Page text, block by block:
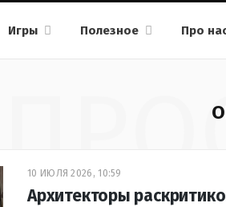
Игры Полезное Про
10 ИЮЛЯ 2026, 10:59
Архитекторы